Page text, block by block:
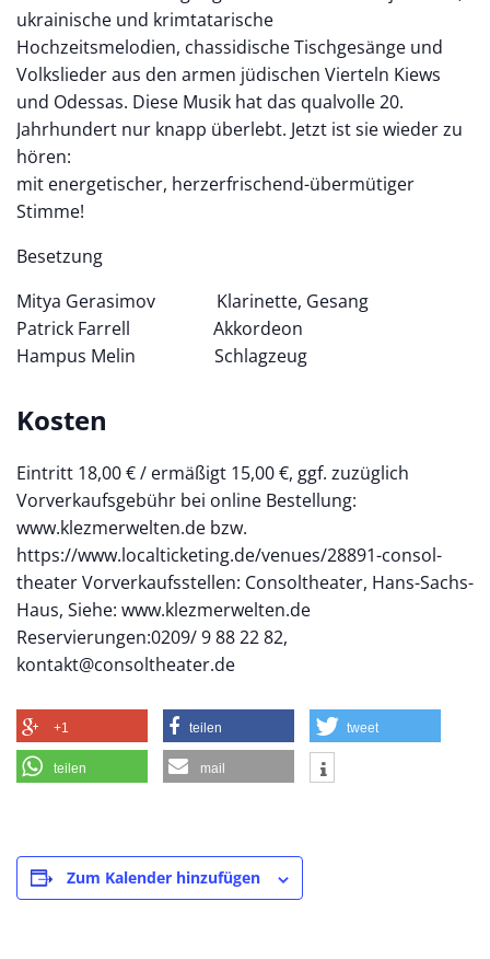
ukrainische und krimtatarische
Hochzeitsmelodien, chassidische Tischgesänge und
Volkslieder aus den armen jüdischen Vierteln Kiews
und Odessas. Diese Musik hat das qualvolle 20.
Jahrhundert nur knapp überlebt. Jetzt ist sie wieder zu
hören:
mit energetischer, herzerfrischend-übermütiger
Stimme!
Besetzung
Mitya Gerasimov Klarinette, Gesang
Patrick Farrell Akkordeon
Hampus Melin Schlagzeug
Kosten
Eintritt 18,00 € / ermäßigt 15,00 €, ggf. zuzüglich
Vorverkaufsgebühr bei online Bestellung:
www.klezmerwelten.de bzw.
https://www.localticketing.de/venues/28891-consol-
theater Vorverkaufsstellen: Consoltheater, Hans-Sachs-
Haus, Siehe: www.klezmerwelten.de
Reservierungen:0209/ 9 88 22 82,
kontakt@consoltheater.de
+1 teilen tweet
teilen mail
Zum Kalender hinzufügen